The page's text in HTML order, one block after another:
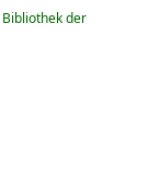
Bibliothek der